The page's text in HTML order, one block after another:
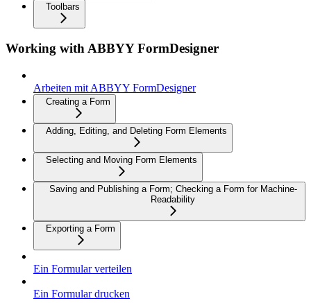
Toolbars
Working with ABBYY FormDesigner
Arbeiten mit ABBYY FormDesigner
Creating a Form
Adding, Editing, and Deleting Form Elements
Selecting and Moving Form Elements
Saving and Publishing a Form; Checking a Form for Machine-
Readability
Exporting a Form
Ein Formular verteilen
Ein Formular drucken